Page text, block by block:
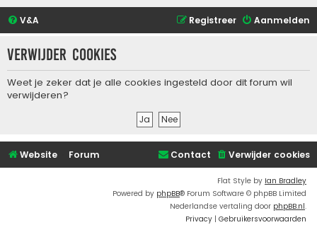
V&A Aanmelden
Registreer
Verwijder cookies
Weet je zeker dat je alle cookies ingesteld door dit forum wil
verwijderen?
Website Forum Verwijder cookies
Contact
Flat Style by Ian Bradley
Powered by phpBB® Forum Software © phpBB Limited
Nederlandse vertaling door phpBB.nl.
Privacy | Gebruikersvoorwaarden